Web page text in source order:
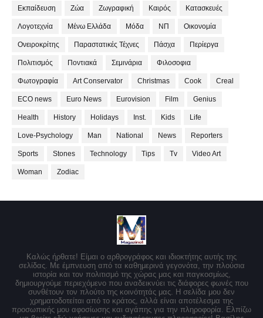
Εκπαίδευση Ζώα Ζωγραφική Καιρός Κατασκευές
Λογοτεχνία Μένω Ελλάδα Μόδα ΝΠ Οικονομία
Ονειροκρίτης Παραστατικές Τέχνες Πάσχα Περίεργα
Πολιτισμός Ποντιακά Σεμινάρια Φιλοσοφια
Φωτογραφία Art Conservator Christmas Cook Creal
ECO news Euro News Eurovision Film Genius
Health History Holidays Inst. Kids Life
Love-Psychology Man National News Reporters
Sports Stones Technology Tips Tv Video Art
Woman Zodiac
Καλώς ήρθατε! Είμαι ο αρθρογράφος και ιδιοκτήτης αυτής της
σελίδας. Με έμπνευση από τα καθημερινά γεγονότα, την πλούσια
ιστορία και τον πολιτισμό της χώρας μας και παγκοσμίως,
δημιουργούμε περιεχόμενο που αναδεικνύει τις διάφορες φωνές που
συνθέτουν τον πλούτο της κοινότητάς μας. Η σελίδα μου δεν
χρηματοδοτείται από το κράτος, αλλά είναι αποτέλεσμα της
προσωπικής μου αφοσίωσης και αγάπης για την πληροφορία. Ελπίζω